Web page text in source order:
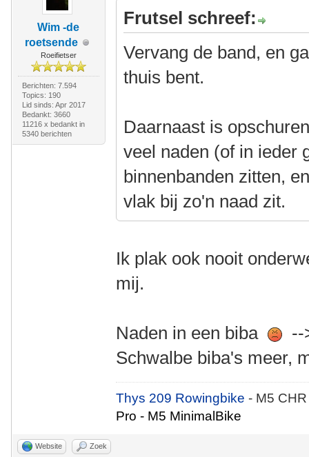
Wim -de
roetsende
Roeifietser
Berichten: 7.594
Topics: 190
Lid sinds: Apr 2017
Bedankt: 3660
11216 x bedankt in
5340 berichten
Frutsel schreef:
Vervang de band, en
thuis bent.
Daarnaast is
veel naden (of in ieder
binnenbanden zitten,
vlak bij zo'n naad zit.
Ik plak ook nooit
mij.
Naden in een biba
--
Schwalbe biba's meer,
Thys 209 Rowingbike- M5
Pro - M5 MinimalBike
Website Zoek